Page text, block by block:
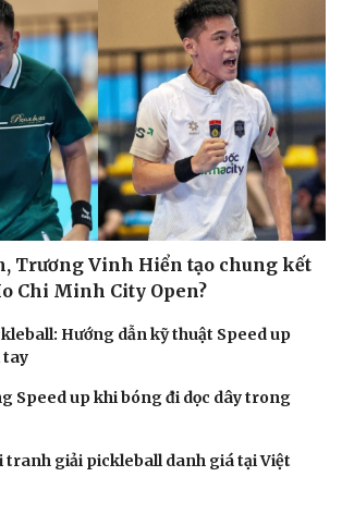
Trương Vinh Hiển tạo chung kết
Chi Minh City Open?
Hướng dẫn kỹ thuật Speed up
tay
Speed up khi bóng đi dọc dây trong
tranh giải pickleball danh giá tại Việt